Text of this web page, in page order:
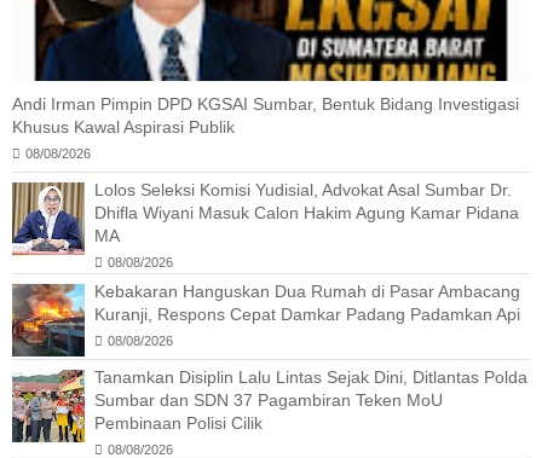
Andi Irman Pimpin DPD KGSAI Sumbar, Bentuk Bidang Investigasi
Khusus Kawal Aspirasi Publik
08/08/2026
Lolos Seleksi Komisi Yudisial, Advokat Asal Sumbar Dr.
Dhifla Wiyani Masuk Calon Hakim Agung Kamar Pidana
MA
08/08/2026
Kebakaran Hanguskan Dua Rumah di Pasar Ambacang
Kuranji, Respons Cepat Damkar Padang Padamkan Api
08/08/2026
Tanamkan Disiplin Lalu Lintas Sejak Dini, Ditlantas Polda
Sumbar dan SDN 37 Pagambiran Teken MoU
Pembinaan Polisi Cilik
08/08/2026